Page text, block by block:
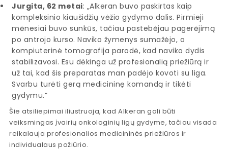
Jurgita, 62 metai: „Alkeran buvo paskirtas kaip
kompleksinio kiaušidžių vėžio gydymo dalis. Pirmieji
mėnesiai buvo sunkūs, tačiau pastebėjau pagerėjimą
po antrojo kurso. Naviko žymenys sumažėjo, o
kompiuterinė tomografija parodė, kad naviko dydis
stabilizavosi. Esu dėkinga už profesionalią priežiūrą ir
už tai, kad šis preparatas man padėjo kovoti su liga.
Svarbu turėti gerą medicininę komandą ir tikėti
gydymu.”
Šie atsiliepimai iliustruoja, kad Alkeran gali būti
veiksmingas įvairių onkologinių ligų gydyme, tačiau visada
reikalauja profesionalios medicininės priežiūros ir
individualaus požiūrio.